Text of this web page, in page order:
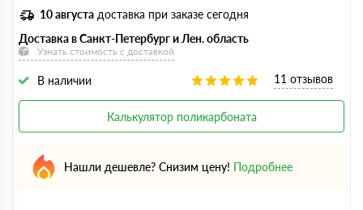
10 августа доставка при заказе сегодня
Доставка в Санкт-Петербург и Лен. область
Узнать стоимость с доставкой
В наличии 11 отзывов
Калькулятор поликарбоната
Нашли дешевле? Снизим цену! Подробнее